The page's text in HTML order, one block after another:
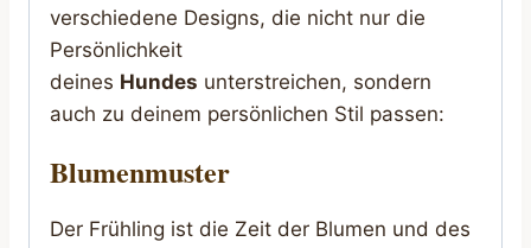
verschiedene Designs, die nicht nur die
Persönlichkeit
deines Hundes unterstreichen, sondern
auch zu deinem persönlichen Stil passen:
Blumenmuster
Der Frühling ist die Zeit der Blumen und des